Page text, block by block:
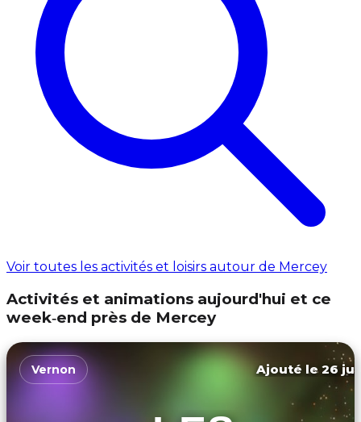
Voir toutes les activités et loisirs autour de Mercey
Activités et animations aujourd'hui et ce
week‑end près de Mercey
Vernon Ajouté le 26